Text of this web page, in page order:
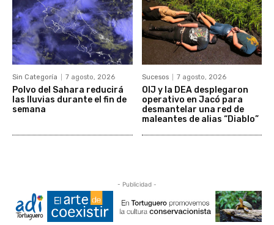
Sin Categoría 7 agosto, 2026
Polvo del Sahara reducirá
las lluvias durante el fin de
semana
Sucesos 7 agosto, 2026
OIJ y la DEA desplegaron
operativo en Jacó para
desmantelar una red de
maleantes de alias “Diablo”
- Publicidad -